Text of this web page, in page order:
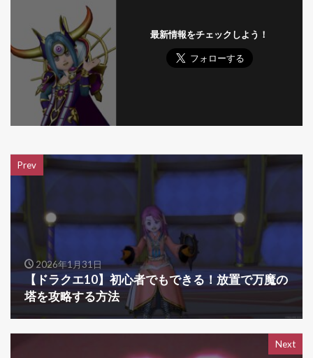
最新情報をチェックしよう！
Prev
2026年1月31日
【ドラクエ10】初心者でもできる！放置で万魔の
塔を攻略する方法
Next